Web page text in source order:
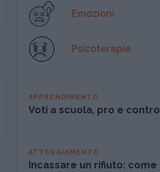
Emozioni
Psicoterapie
APPRENDIMENTO
Voti a scuola, pro e contro
ATTEGGIAMENTO
Incassare un rifiuto: come